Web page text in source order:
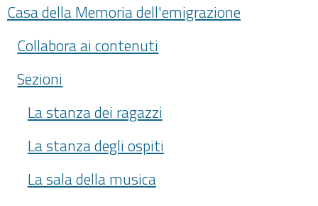
Casa della Memoria dell'emigrazione
Collabora ai contenuti
Sezioni
La stanza dei ragazzi
La stanza degli ospiti
La sala della musica